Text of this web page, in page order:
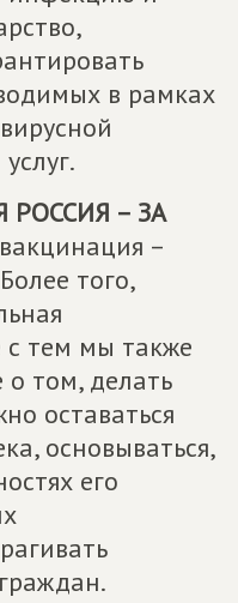
в рамках
РОССИЯ – ЗА
–
того,
с тем мы также
том, делать
оставаться
основываться,
его